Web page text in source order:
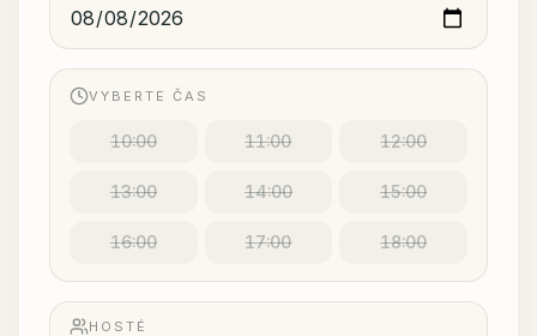
VYBERTE ČAS
10:00 11:00 12:00
13:00 14:00 15:00
16:00 17:00 18:00
HOSTÉ